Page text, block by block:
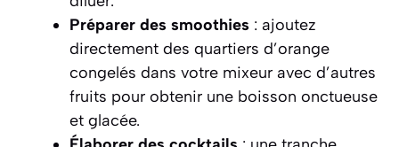
Préparer des smoothies : ajoutez
directement des quartiers d’orange
congelés dans votre mixeur avec d’autres
fruits pour obtenir une boisson onctueuse
et glacée.